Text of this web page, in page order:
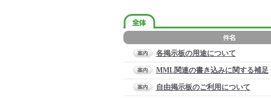
各掲示板の用途について
MML関連の書き込みに関する補足
自由掲示板のご利用について